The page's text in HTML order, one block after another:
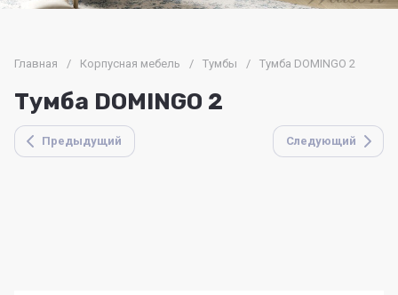
Главная / Корпусная мебель / Тумбы / Тумба DOMINGO 2
Тумба DOMINGO 2
Предыдущий Следующий